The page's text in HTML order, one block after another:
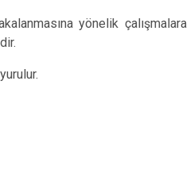
yönelik çalışmalara